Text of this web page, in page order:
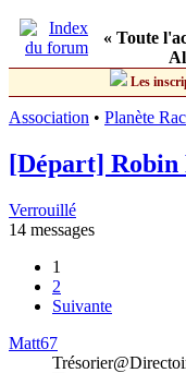
« Toute
Les
Association • Planète
[Départ] Robin
Verrouillé
14 messages
1
2
Suivante
Matt67